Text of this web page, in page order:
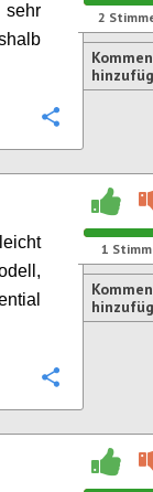
sehr
2
1